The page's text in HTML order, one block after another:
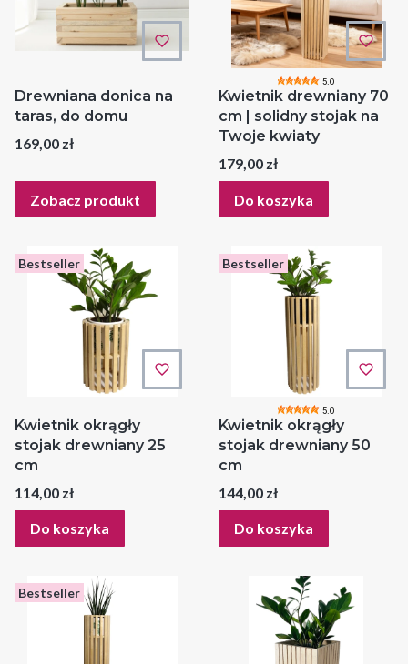
Drewniana donica na
taras, do domu
Cena
169,00 zł
Zobacz produkt
5.0
Kwietnik drewniany 70
cm | solidny stojak na
Twoje kwiaty
Cena
179,00 zł
Do koszyka
Bestseller
Kwietnik okrągły
stojak drewniany 25
cm
Cena
114,00 zł
Do koszyka
Bestseller
5.0
Kwietnik okrągły
stojak drewniany 50
cm
Cena
144,00 zł
Do koszyka
Bestseller